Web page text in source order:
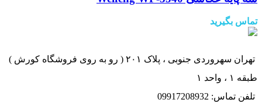
تماس بگیرید
تهران سهروردی جنوبی ، پلاک ۲۰۱ ( رو به روی فروشگاه کورش )
طبقه ۱ ، واحد ۱
تلفن تماس: 09917208932